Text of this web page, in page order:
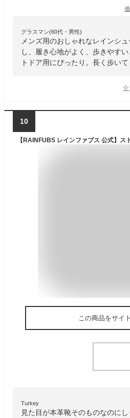
グラスマン(60代・男性)
メンズ用のおしゃれなレインシ
し、履き心地がよく、歩きやす
トドア用にぴったり。長く歩いて
全
10
この商品をサイ
Turkey
見た目が本革靴そのものなのに